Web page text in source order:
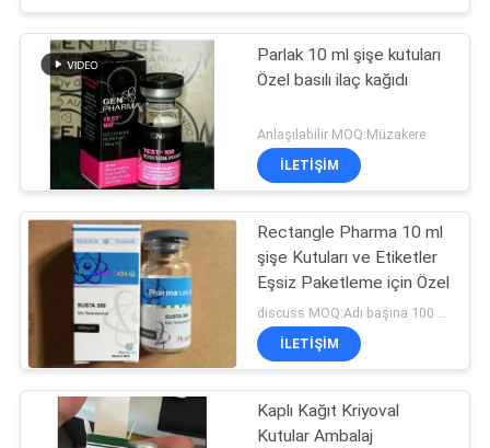
HARITASI
PRIVACY
POLICY
Özel şişe etiketleri
10ml Flakon Kutuları
45
Parlak 10 ml şişe kutuları
Özel basılı ilaç kağıdı
Anlaşılabilir MOQ:Müzakere
İLETIŞIM
Rectangle Pharma 10 ml
şişe Kutuları ve Etiketler
Eşsiz Paketleme için Özel
discuss MOQ:Adı başına 100 adet
İLETIŞIM
Kaplı Kağıt Kriyoval
Kutular Ambalaj